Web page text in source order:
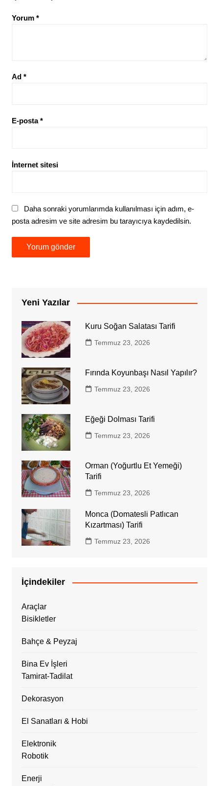
Yorum *
Ad *
E-posta*
İnternet sitesi
Daha sonraki yorumlarımda kullanılması için adım, e-
posta adresim ve site adresim bu tarayıcıya kaydedilsin.
Yeni Yazılar
Kuru Soğan Salatası Tarifi
Temmuz 23, 2026
Fırında Koyunbaşı Nasıl Yapılır?
Temmuz 23, 2026
Eğeği Dolması Tarifi
Temmuz 23, 2026
Orman (Yoğurtlu Et Yemeği)
Tarifi
Temmuz 23, 2026
Monca (Domatesli Patlıcan
Kızartması) Tarifi
Temmuz 23, 2026
İçindekiler
Araçlar
Bisikletler
Bahçe & Peyzaj
Bina Ev İşleri
Tamirat-Tadilat
Dekorasyon
El Sanatları & Hobi
Elektronik
Robotik
Enerji